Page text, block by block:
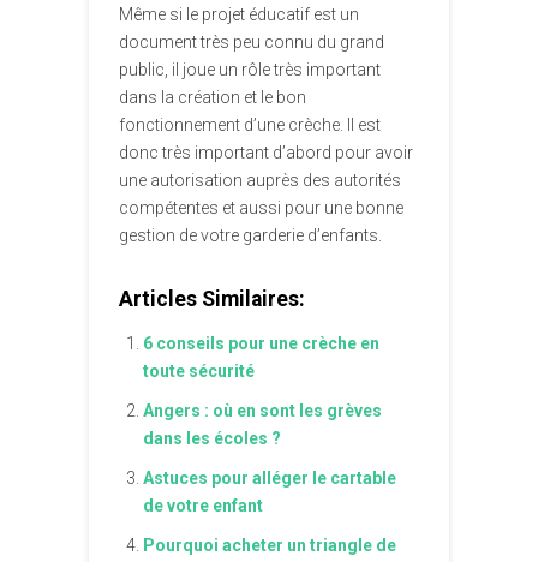
Même si le projet éducatif est un
document très peu connu du grand
public, il joue un rôle très important
dans la création et le bon
fonctionnement d’une crèche. Il est
donc très important d’abord pour avoir
une autorisation auprès des autorités
compétentes et aussi pour une bonne
gestion de votre garderie d’enfants.
Articles Similaires:
6 conseils pour une crèche en
toute sécurité
Angers : où en sont les grèves
dans les écoles ?
Astuces pour alléger le cartable
de votre enfant
Pourquoi acheter un triangle de